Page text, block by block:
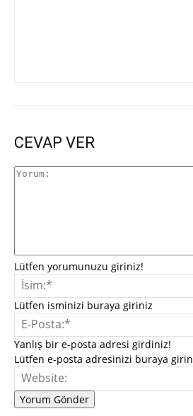
CEVAP VER
Lütfen yorumunuzu giriniz!
Lütfen isminizi buraya giriniz
Yanlış bir e-posta adresi girdiniz!
Lütfen e-posta adresinizi buraya girin